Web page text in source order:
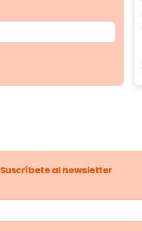
Suscríbete al newsletter